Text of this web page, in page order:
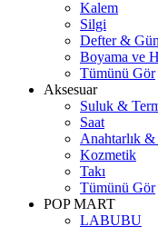
Kalem
Silgi
Defter &
Boyama ve
Tümünü Gör
Aksesuar
Suluk &
Saat
Anahtarlık &
Kozmetik
Takı
Tümünü Gör
POP MART
LABUBU